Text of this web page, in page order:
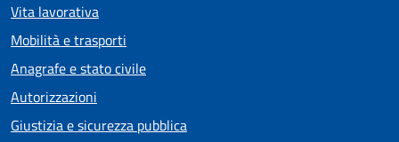
Vita lavorativa
Mobilità e trasporti
Anagrafe e stato civile
Autorizzazioni
Giustizia e sicurezza pubblica